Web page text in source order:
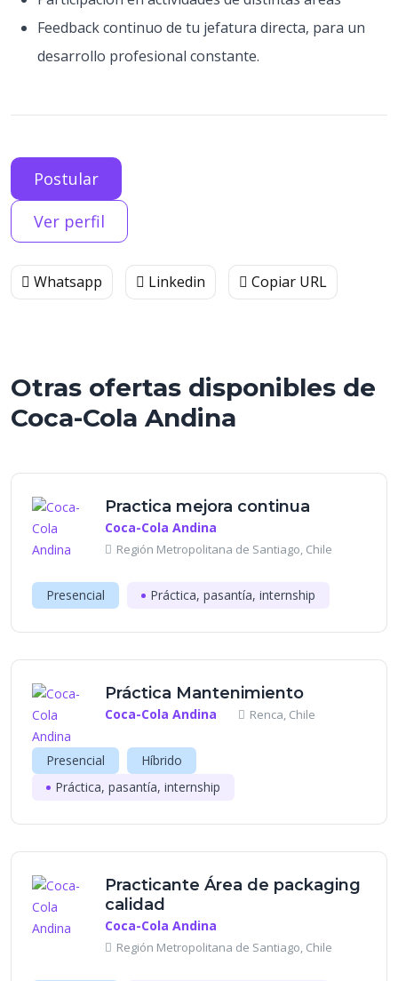
Feedback continuo de tu jefatura directa, para un
desarrollo profesional constante.
Postular
Ver perfil
Whatsapp Linkedin Copiar URL
Otras ofertas disponibles de
Coca-Cola Andina
Practica mejora continua
Coca-Cola Andina
Región Metropolitana de Santiago, Chile
Presencial Práctica, pasantía, internship
Práctica Mantenimiento
Coca-Cola Andina Renca, Chile
Presencial
Híbrido
Práctica, pasantía, internship
Practicante Área de packaging
calidad
Coca-Cola Andina
Región Metropolitana de Santiago, Chile